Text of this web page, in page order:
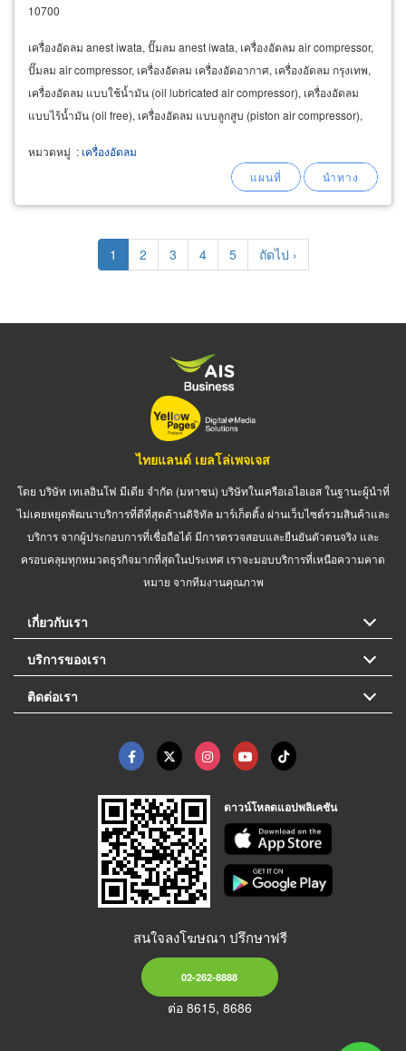
10700
เครื่องอัดลม anest iwata, ปั๊มลม anest iwata, เครื่องอัดลม air compressor,
ปั๊มลม air compressor, เครื่องอัดลม เครื่องอัดอากาศ, เครื่องอัดลม กรุงเทพ,
เครื่องอัดลม แบบใช้น้ำมัน (oil lubricated air compressor), เครื่องอัดลม
แบบไร้น้ำมัน (oil free), เครื่องอัดลม แบบลูกสูบ (piston air compressor),
หมวดหมู่ : เครื่องอัดลม
Pagination Current
page
1 Page
2 Page
3 Page
4 Page
5
Next
page
ถัดไป ›
ไทยแลนด์ เยลโล่เพจเจส
โดย บริษัท เทเลอินโฟ มีเดีย จำกัด (มหาชน) บริษัทในเครือเอไอเอส ในฐานะผู้นำที่
ไม่เคยหยุดพัฒนาบริการที่ดีที่สุดด้านดิจิทัล มาร์เก็ตติ้ง ผ่านเว็บไซต์รวมสินค้าและ
บริการ จากผู้ประกอบการที่เชื่อถือได้ มีการตรวจสอบและยืนยันตัวตนจริง และ
ครอบคลุมทุกหมวดธุรกิจมากที่สุดในประเทศ เราจะมอบบริการที่เหนือความคาด
หมาย จากทีมงานคุณภาพ
เกี่ยวกับเรา
บริการของเรา
ติดต่อเรา
ดาวน์โหลดแอปพลิเคชัน
สนใจลงโฆษณา ปรึกษาฟรี
02-262-8888
ต่อ 8615, 8686